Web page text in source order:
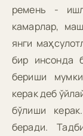
ремень -
камарлар,
янги
бир инсонда
бериши
керак деб
бўлиши
беради.